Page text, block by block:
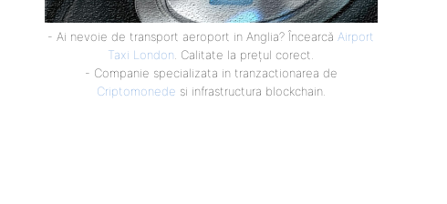
- Ai nevoie de transport aeroport in Anglia? ÎncearcăAirport
Taxi London. Calitate la prețul corect.
- Companie specializata in tranzactionarea de
Criptomonede si infrastructura blockchain.